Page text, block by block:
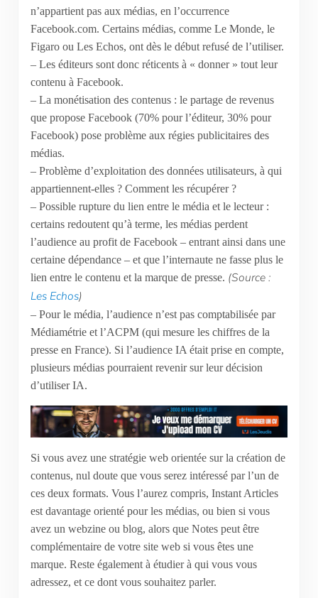
n’appartient pas aux médias, en l’occurrence
Facebook.com. Certains médias, comme Le Monde, le
Figaro ou Les Echos, ont dès le début refusé de l’utiliser.
– Les éditeurs sont donc réticents à « donner » tout leur
contenu à Facebook.
– La monétisation des contenus : le partage de revenus
que propose Facebook (70% pour l’éditeur, 30% pour
Facebook) pose problème aux régies publicitaires des
médias.
– Problème d’exploitation des données utilisateurs, à qui
appartiennent-elles ? Comment les récupérer ?
– Possible rupture du lien entre le média et le lecteur :
certains redoutent qu’à terme, les médias perdent
l’audience au profit de Facebook – entrant ainsi dans une
certaine dépendance – et que l’internaute ne fasse plus le
lien entre le contenu et la marque de presse. (Source :
Les Echos)
– Pour le média, l’audience n’est pas comptabilisée par
Médiamétrie et l’ACPM (qui mesure les chiffres de la
presse en France). Si l’audience IA était prise en compte,
plusieurs médias pourraient revenir sur leur décision
d’utiliser IA.
Si vous avez une stratégie web orientée sur la création de
contenus, nul doute que vous serez intéressé par l’un de
ces deux formats. Vous l’aurez compris, Instant Articles
est davantage orienté pour les médias, ou bien si vous
avez un webzine ou blog, alors que Notes peut être
complémentaire de votre site web si vous êtes une
marque. Reste également à étudier à qui vous vous
adressez, et ce dont vous souhaitez parler.